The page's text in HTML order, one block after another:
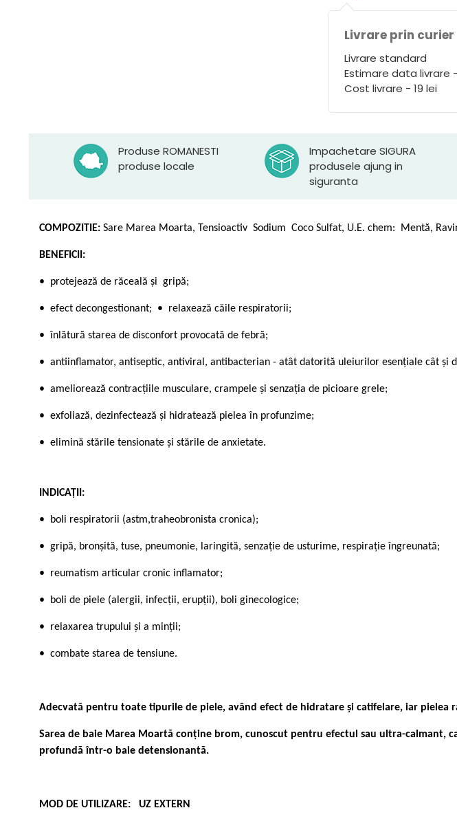
Livrare prin curier
Livrare standard
Estimare data livrare
Cost livrare - 19 lei
Produse ROMANESTI
produse locale
Impachetare SIGURA
produsele ajung in
siguranta
COMPOZITIE: Sare Marea Moarta, Tensioactiv Sodium Coco Sulfat, U.E. chem: Mentă,
BENEFICII:
• protejează de răceală și gripă;
• efect decongestionant; • relaxează căile respiratorii;
• înlătură starea de disconfort provocată de febră;
• antiinflamator, antiseptic, antiviral, antibacterian - atât datorită uleiurilor esențiale cât și
• ameliorează contracțiile musculare, crampele și senzația de picioare grele;
• exfoliază, dezinfectează și hidratează pielea în profunzime;
• elimină stările tensionate și stările de anxietate.
INDICAȚII:
• boli respiratorii (astm,traheobronista cronica);
• gripă, bronșită, tuse, pneumonie, laringită, senzație de usturime, respirație îngreunată;
• reumatism articular cronic inflamator;
• boli de piele (alergii, infecții, erupții), boli ginecologice;
• relaxarea trupului și a minții;
• combate starea de tensiune.
Adecvată pentru toate tipurile de piele, având efect de hidratare și catifelare, iar pielea
Sarea de baie Marea Moartă conține brom, cunoscut pentru efectul sau ultra-calmant,
profundă într-o baie detensionantă.
MOD DE UTILIZARE: UZ EXTERN